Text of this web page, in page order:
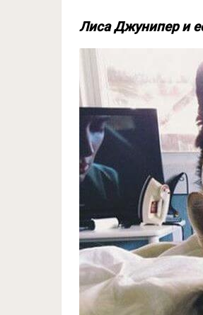
Лиса Джунипер и